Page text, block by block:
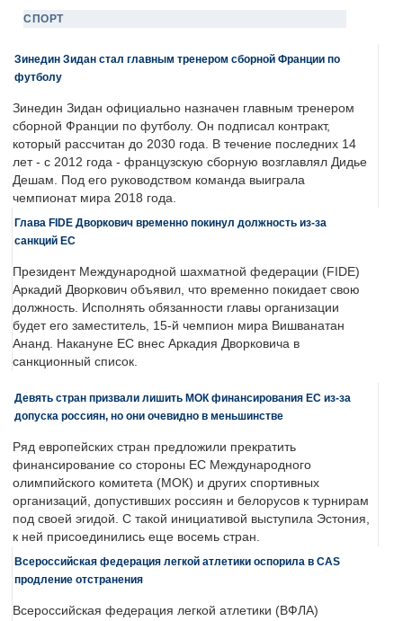
СПОРТ
Зинедин Зидан стал главным тренером сборной Франции по
футболу
Зинедин Зидан официально назначен главным тренером
сборной Франции по футболу. Он подписал контракт,
который рассчитан до 2030 года. В течение последних 14
лет - с 2012 года - французскую сборную возглавлял Дидье
Дешам. Под его руководством команда выиграла
чемпионат мира 2018 года.
Глава FIDE Дворкович временно покинул должность из-за
санкций ЕС
Президент Международной шахматной федерации (FIDE)
Аркадий Дворкович объявил, что временно покидает свою
должность. Исполнять обязанности главы организации
будет его заместитель, 15-й чемпион мира Вишванатан
Ананд. Накануне ЕС внес Аркадия Дворковича в
санкционный список.
Девять стран призвали лишить МОК финансирования ЕС из-за
допуска россиян, но они очевидно в меньшинстве
Ряд европейских стран предложили прекратить
финансирование со стороны ЕС Международного
олимпийского комитета (МОК) и других спортивных
организаций, допустивших россиян и белорусов к турнирам
под своей эгидой. С такой инициативой выступила Эстония,
к ней присоединились еще восемь стран.
Всероссийская федерация легкой атлетики оспорила в CAS
продление отстранения
Всероссийская федерация легкой атлетики (ВФЛА)